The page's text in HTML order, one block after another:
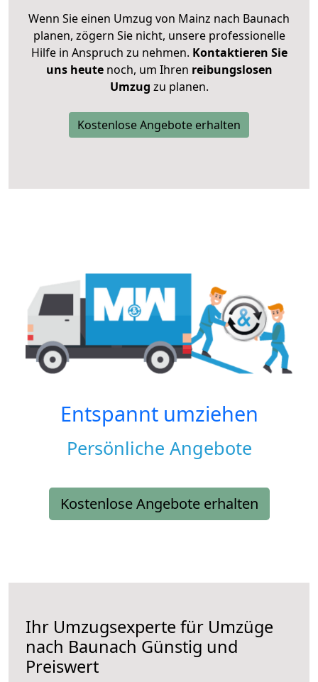
Wenn Sie einen Umzug von Mainz nach Baunach
planen, zögern Sie nicht, unsere professionelle
Hilfe in Anspruch zu nehmen. Kontaktieren Sie
uns heutenoch, um Ihren reibungslosen
Umzug zu planen.
Kostenlose Angebote erhalten
Entspannt umziehen
Persönliche Angebote
Kostenlose Angebote erhalten
Ihr Umzugsexperte für Umzüge
nach Baunach Günstig und
Preiswert